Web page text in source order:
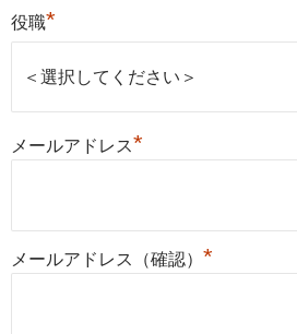
役職*
メールアドレス*
メールアドレス（確認） *